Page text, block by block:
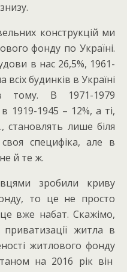
конструкцій ми
фонду по Україні.
в нас 26,5%, 1961-
будинків в Україні
тому. В 1971-1979
1919-1945 – 12%, а ті,
становлять лише біля
специфіка, але в
й те ж.
зробили криву
то це не просто
вже набат. Скажімо,
житла в
житлового фонду
на 2016 рік він